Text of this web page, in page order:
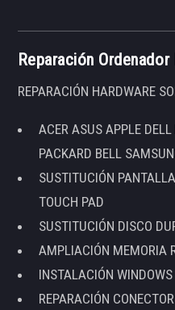
Reparación
REPARACIÓN HARDWARE
ACER ASUS APPLE
PACKARD BELL
SUSTITUCIÓN
TOUCH PAD
SUSTITUCIÓN DISCO
AMPLIACIÓN MEMORIA
INSTALACIÓN
REPARACIÓN